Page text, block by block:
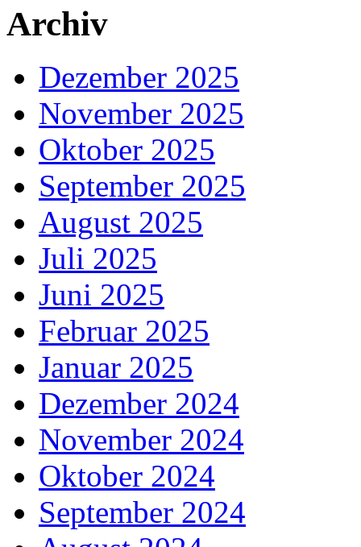
Archiv
Dezember 2025
November 2025
Oktober 2025
September 2025
August 2025
Juli 2025
Juni 2025
Februar 2025
Januar 2025
Dezember 2024
November 2024
Oktober 2024
September 2024